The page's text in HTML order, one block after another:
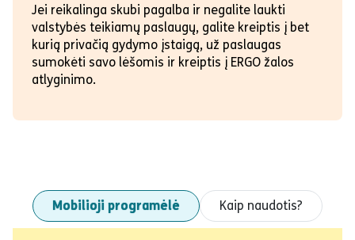
Jei reikalinga skubi pagalba ir negalite laukti
valstybės teikiamų paslaugų, galite kreiptis į bet
kurią privačią gydymo įstaigą, už paslaugas
sumokėti savo lėšomis ir kreiptis į ERGO žalos
atlyginimo.
Mobilioji programėlė Kaip naudotis?